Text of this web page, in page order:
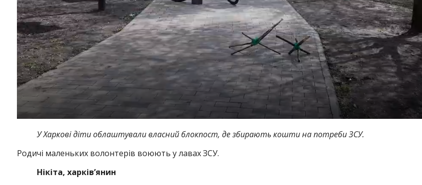
У Харкові діти облаштували власний блокпост, де збирають кошти на потреби ЗСУ.
Родичі маленьких волонтерів воюють у лавах ЗСУ.
Нікіта, харків’янин